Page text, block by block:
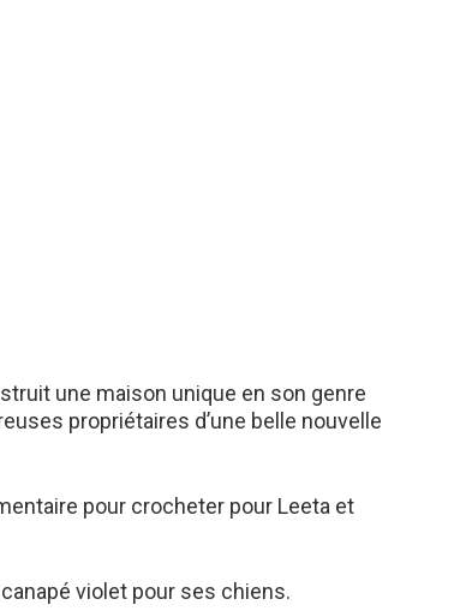
une maison unique en son genre
propriétaires d’une belle nouvelle
pour crocheter pour Leeta et
violet pour ses chiens.